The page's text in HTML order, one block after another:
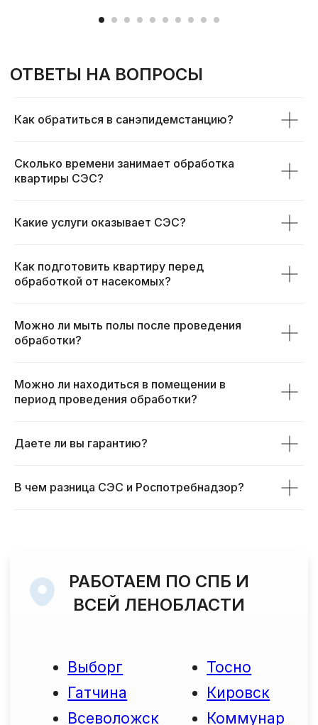
Как обратиться в санэпидемстанцию?
Сколько времени занимает обработка
квартиры СЭС?
Какие услуги оказывает СЭС?
Как подготовить квартиру перед
обработкой от насекомых?
Можно ли мыть полы после проведения
обработки?
Можно ли находиться в помещении в
период проведения обработки?
Даете ли вы гарантию?
В чем разница СЭС и Роспотребнадзор?